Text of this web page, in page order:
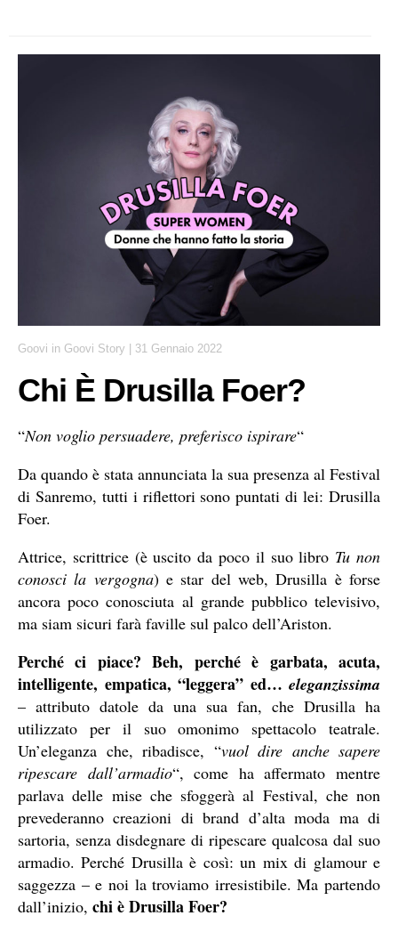
Goovi in Goovi Story 31 Gennaio 2022
Chi È Drusilla Foer?
“Non voglio persuadere, preferisco ispirare“
Da quando è stata annunciata la sua presenza al Festival
di Sanremo, tutti i riflettori sono puntati di lei: Drusilla
Foer.
Attrice, scrittrice (è uscito da poco il suo libro Tu non
conosci la vergogna) e star del web, Drusilla è forse
ancora poco conosciuta al grande pubblico televisivo,
ma siam sicuri farà faville sul palco dell’Ariston.
Perché ci piace? Beh, perché è garbata, acuta,
intelligente, empatica, “leggera” ed… eleganzissima
– attributo datole da una sua fan, che Drusilla ha
utilizzato per il suo omonimo spettacolo teatrale.
Un’eleganza che, ribadisce, “vuol dire anche sapere
ripescare dall’armadio“, come ha affermato mentre
parlava delle mise che sfoggerà al Festival, che non
prevederanno creazioni di brand d’alta moda ma di
sartoria, senza disdegnare di ripescare qualcosa dal suo
armadio. Perché Drusilla è così: un mix di glamour e
saggezza – e noi la troviamo irresistibile. Ma partendo
dall’inizio, chi è Drusilla Foer?